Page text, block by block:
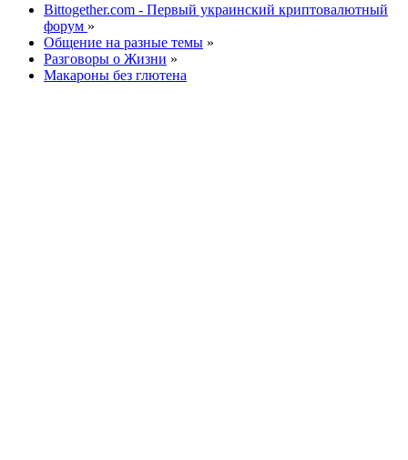
Bittogether.com - Первый украинский криптовалютный
форум »
Общение на разные темы »
Разговоры о Жизни »
Макароны без глютена